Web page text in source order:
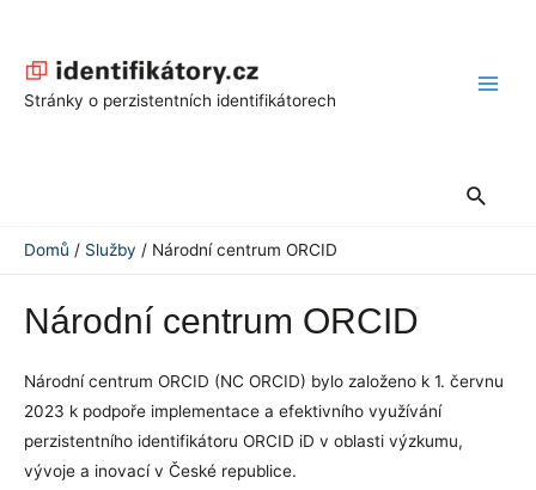
obsah
Stránky o perzistentních identifikátorech
Hledat
Domů Služby Národní centrum ORCID
Národní centrum ORCID
Národní centrum ORCID (NC ORCID) bylo založeno k 1. červnu
2023 k podpoře implementace a efektivního využívání
perzistentního identifikátoru ORCID iD v oblasti výzkumu,
vývoje a inovací v České republice.